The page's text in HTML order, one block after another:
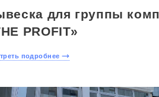
для группы
PROFIT»
подробнее